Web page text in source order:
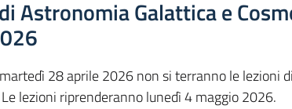
Astronomia Galattica e
28 aprile 2026 non si terranno le lezioni
lezioni riprenderanno lunedì 4 maggio 2026.